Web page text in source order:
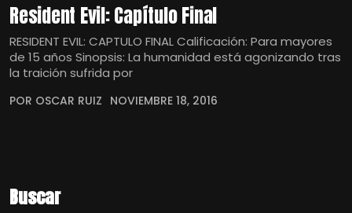
Resident Evil: Capítulo Final
RESIDENT EVIL: CAPTULO FINAL Calificación: Para mayores
de 15 años Sinopsis: La humanidad está agonizando tras
la traición sufrida por
POR OSCAR RUIZ NOVIEMBRE 18, 2016
Buscar